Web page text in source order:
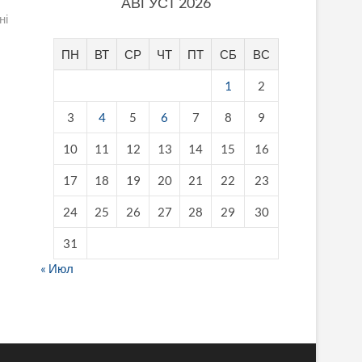
ПН ВТ СР ЧТ ПТ СБ ВС
1 2
3 4 5 6 7 8 9
10 11 12 13 14 15 16
17 18 19 20 21 22 23
24 25 26 27 28 29 30
31
« Июл